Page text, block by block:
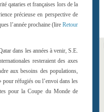
qataries et françaises lors de la
précieuse en perspective de
l’année prochaine (lire Retour
dans les années à venir, S.E.
resteraient des axes
aux besoins des populations,
pour réfugiés ou l’envoi dans les
pour la Coupe du Monde de